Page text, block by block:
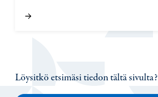
Löysitkö etsimäsi tiedon tältä sivulta?